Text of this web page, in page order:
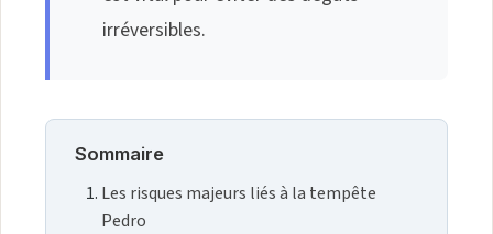
irréversibles.
Sommaire
Les risques majeurs liés à la tempête
Pedro